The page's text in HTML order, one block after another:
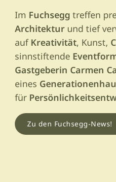
Im Fuchsegg treffen
Architektur und tief
auf Kreativität, Kunst,
sinnstiftende
Gastgeberin Carmen
eines
für
Zu den Fuchsegg-News!